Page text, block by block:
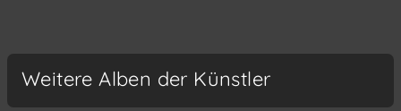
Josep Ollé i Sabaté (*1987)
Glòria (2021)
Weitere Alben der Künstler